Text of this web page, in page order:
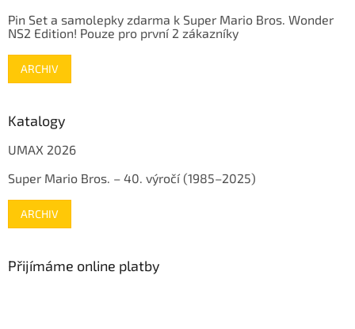
Pin Set a samolepky zdarma k Super Mario Bros. Wonder
NS2 Edition! Pouze pro první 2 zákazníky
ARCHIV
Katalogy
UMAX 2026
Super Mario Bros. – 40. výročí (1985–2025)
ARCHIV
Přijímáme online platby